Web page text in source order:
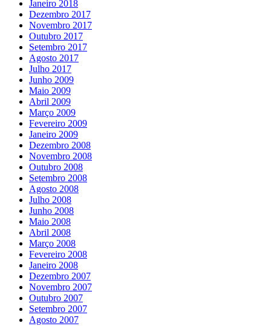
Janeiro 2018
Dezembro 2017
Novembro 2017
Outubro 2017
Setembro 2017
Agosto 2017
Julho 2017
Junho 2009
Maio 2009
Abril 2009
Março 2009
Fevereiro 2009
Janeiro 2009
Dezembro 2008
Novembro 2008
Outubro 2008
Setembro 2008
Agosto 2008
Julho 2008
Junho 2008
Maio 2008
Abril 2008
Março 2008
Fevereiro 2008
Janeiro 2008
Dezembro 2007
Novembro 2007
Outubro 2007
Setembro 2007
Agosto 2007